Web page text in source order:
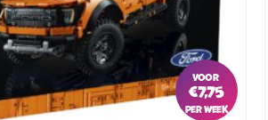
€7,75